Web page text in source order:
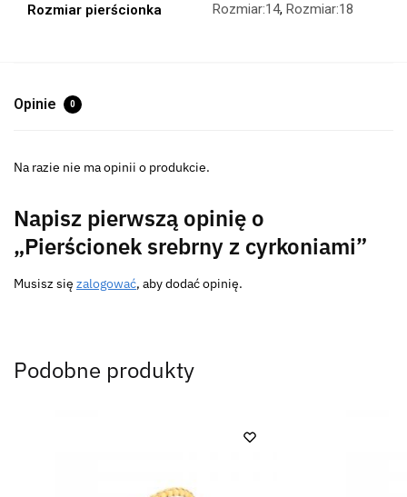
Rozmiar pierścionka Rozmiar:14, Rozmiar:18
Opinie 0
Na razie nie ma opinii o produkcie.
Napisz pierwszą opinię o
„Pierścionek srebrny z cyrkoniami”
Musisz się zalogować, aby dodać opinię.
Podobne produkty